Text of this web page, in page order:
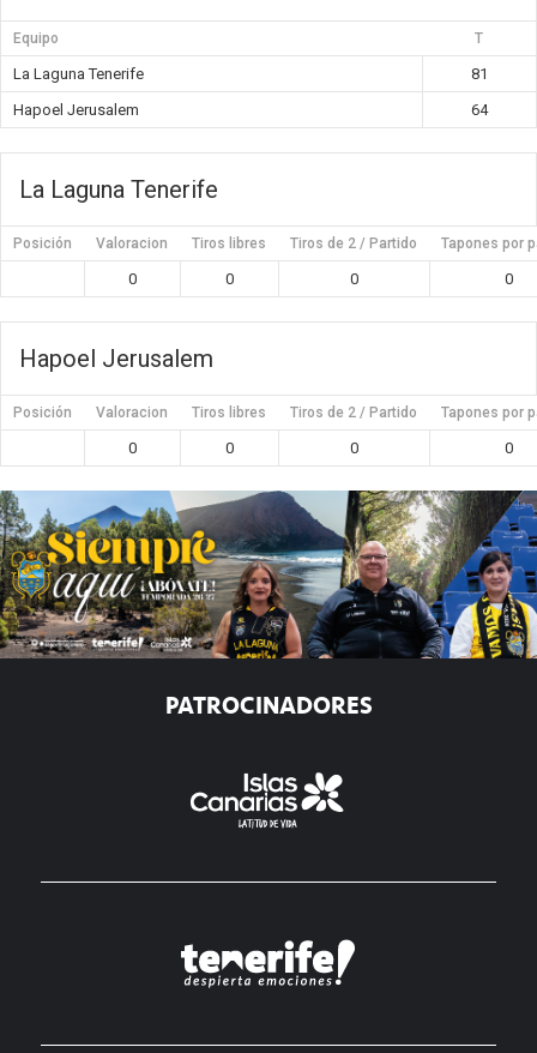
Equipo T
La Laguna Tenerife
81
Hapoel Jerusalem
64
La Laguna Tenerife
Posición Valoracion Tiros libres Tiros de 2 / Partido Tapones por
0 0 0 0
Hapoel Jerusalem
Posición Valoracion Tiros libres Tiros de 2 / Partido Tapones por
0 0 0 0
PATROCINADORES